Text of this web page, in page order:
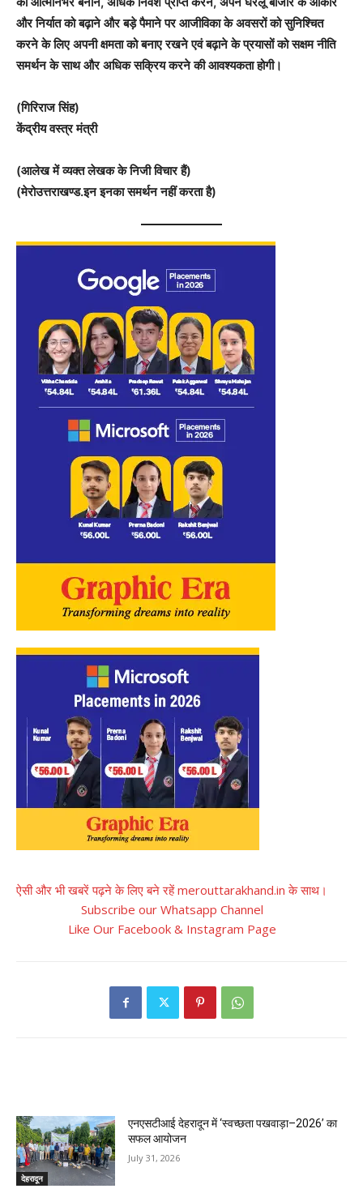
और निर्यात को बढ़ाने और बड़े पैमाने पर आजीविका के अवसरों को सुनिश्चित
करने के लिए अपनी क्षमता को बनाए रखने एवं बढ़ाने के प्रयासों को सक्षम नीति
समर्थन के साथ और अधिक सक्रिय करने की आवश्यकता होगी।
(गिरिराज सिंह)
केंद्रीय वस्त्र मंत्री
(आलेख में व्यक्त लेखक के निजी विचार हैं)
(मेरोउत्तराखण्ड.इन इनका समर्थन नहीं करता है)
ऐसी और भी खबरें पढ़ने के लिए बने रहें merouttarakhand.in के साथ।
Subscribe our Whatsapp Channel
Like Our Facebook & Instagram Page
देहरादून
एनएसटीआई देहरादून में ‘स्वच्छता पखवाड़ा–2026’ का
सफल आयोजन
July 31, 2026